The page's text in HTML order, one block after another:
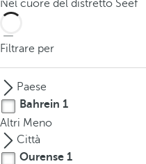
o
c
n
p
r
e
s
Nel cuore del distretto Seef
Filtrare per
Paese
Bahrein 1
Altri Meno
Città
Ourense 1